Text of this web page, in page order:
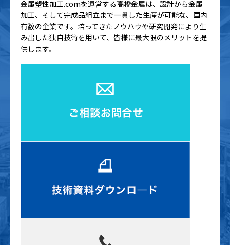
金属塑性加工.comを運営する高橋金属は、設計から金属
加工、そして完成品組立まで一貫した生産が可能な、国内
有数の企業です。培ってきたノウハウや研究開発により生
み出した独自技術を用いて、皆様に最大限のメリットを提
供します。